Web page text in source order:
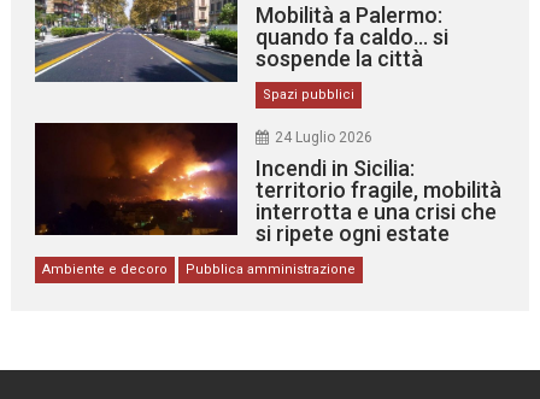
Mobilità a Palermo:
quando fa caldo… si
sospende la città
Spazi pubblici
24 Luglio 2026
Incendi in Sicilia:
territorio fragile, mobilità
interrotta e una crisi che
si ripete ogni estate
Ambiente e decoro Pubblica amministrazione